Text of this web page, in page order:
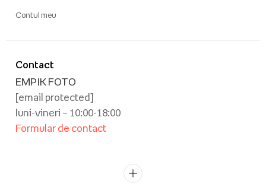
Contact
EMPIK FOTO
[email protected]
luni-vineri – 10:00-18:00
Formular de contact
Contul meu